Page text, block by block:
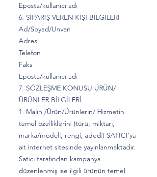
Eposta/kullanıcı adı
6. SİPARİŞ VEREN KİŞİ BİLGİLERİ
Ad/Soyad/Unvan
Adres
Telefon
Faks
Eposta/kullanıcı adı
7. SÖZLEŞME KONUSU ÜRÜN/
ÜRÜNLER BİLGİLERİ
1. Malın /Ürün/Ürünlerin/ Hizmetin
temel özelliklerini (türü, miktarı,
marka/modeli, rengi, adedi) SATICI’ya
ait internet sitesinde yayınlanmaktadır.
Satıcı tarafından kampanya
düzenlenmiş ise ilgili ürünün temel